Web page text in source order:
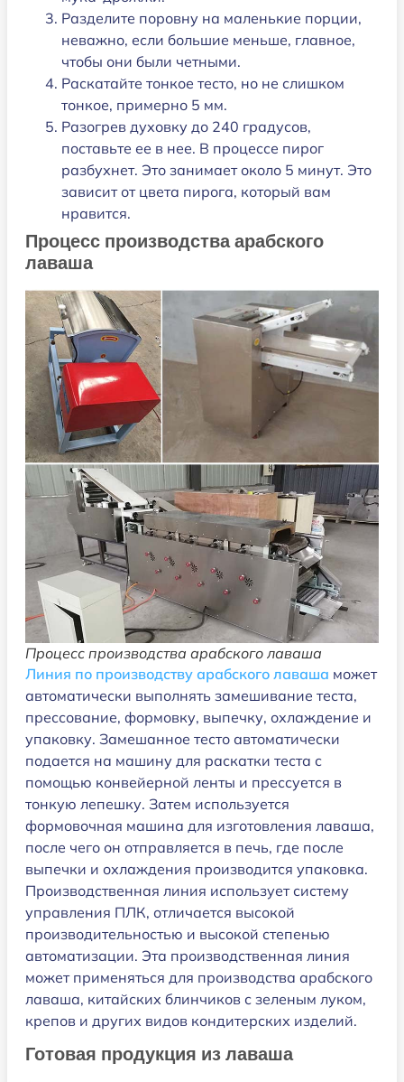
Разделите поровну на маленькие порции,
неважно, если большие меньше, главное,
чтобы они были четными.
Раскатайте тонкое тесто, но не слишком
тонкое, примерно 5 мм.
Разогрев духовку до 240 градусов,
поставьте ее в нее. В процессе пирог
разбухнет. Это занимает около 5 минут. Это
зависит от цвета пирога, который вам
нравится.
Процесс производства арабского
лаваша
Процесс производства арабского лаваша
Линия по производству арабского лаваша может
автоматически выполнять замешивание теста,
прессование, формовку, выпечку, охлаждение и
упаковку. Замешанное тесто автоматически
подается на машину для раскатки теста с
помощью конвейерной ленты и прессуется в
тонкую лепешку. Затем используется
формовочная машина для изготовления лаваша,
после чего он отправляется в печь, где после
выпечки и охлаждения производится упаковка.
Производственная линия использует систему
управления ПЛК, отличается высокой
производительностью и высокой степенью
автоматизации. Эта производственная линия
может применяться для производства арабского
лаваша, китайских блинчиков с зеленым луком,
крепов и других видов кондитерских изделий.
Готовая продукция из лаваша